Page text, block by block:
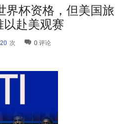
界杯资格，但美国旅
赴美观赛
次 0 评论